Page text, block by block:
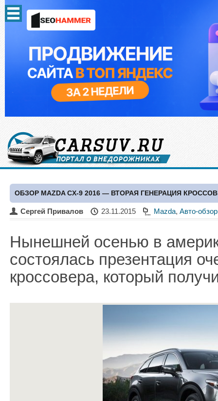
ОБЗОР MAZDA CX-9 2016 — ВТОРАЯ ГЕНЕРАЦИЯ
Сергей Привалов 23.11.2015 Mazda, Авто-
Нынешней осенью в
состоялась презентация
кроссовера, который